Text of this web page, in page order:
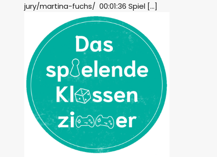
jury/martina-fuchs/ 00:01:36 Spiel […]